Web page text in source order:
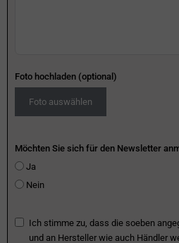
Foto hochladen (optional)
Foto auswählen
Möchten Sie sich für den Newsletter
Ja
Nein
Ich stimme zu, dass die soeben
und an Hersteller wie auch Händler